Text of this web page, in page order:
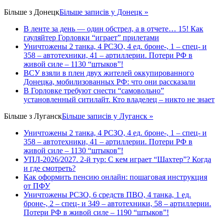
Більше з ДонецкБільше записів у Донецк »
В ленте за день — один обстрел, а в отчете… 15! Как
гауляйтер Горловки “играет” прилетами
Уничтожены 2 танка, 4 РСЗО, 4 ед. броне-, 1 – спец- и
358 – автотехники, 41 – артиллерии. Потери РФ в
живой силе – 1130 “штыков”!
ВСУ взяли в плен двух жителей оккупированного
Донецка, мобилизованных РФ: что они рассказали
В Горловке требуют снести “самовольно”
установленный ситилайт. Кто владелец – никто не знает
Більше з ЛуганскБільше записів у Луганск »
Уничтожены 2 танка, 4 РСЗО, 4 ед. броне-, 1 – спец- и
358 – автотехники, 41 – артиллерии. Потери РФ в
живой силе – 1130 “штыков”!
УПЛ-2026/2027. 2-й тур: С кем играет “Шахтер”? Когда
и где смотреть?
Как оформить пенсию онлайн: пошаговая инструкция
от ПФУ
Уничтожены РСЗО, 6 средств ПВО, 4 танка, 1 ед.
броне-, 2 – спец- и 349 – автотехники, 58 – артиллерии.
Потери РФ в живой силе – 1190 “штыков”!